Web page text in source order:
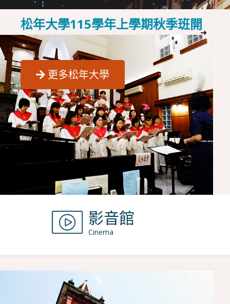
松年大學115學年上學期秋季班開
始招生
➜
更多松年大學
影音館
Cinema